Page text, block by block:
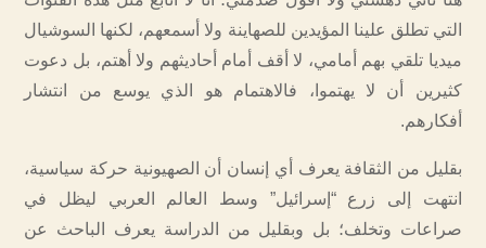
التي تطلق علينا المؤيدين للصهاينة ولا أسمعهم، لكنها السوشيال
ميديا تلقي بهم أمامي، لا أقف أمام أحاديثهم ولا أهتم، بل دعوت
كثيرين أن لا يهتموا، فالاهتمام هو الذي يوسع من انتشار
أفكارهم.
بقليل من الثقافة يعرف أي إنسان أن الصهيونية حركة سياسية،
انتهت إلى زرع “إسرائيل” وسط العالم العربي ليظل في
صراعات وتخلف؛ بل وبقليل من الدراسة يعرف الباحث عن